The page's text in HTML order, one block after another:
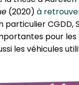
(2020)à
CGDD,
pour les
les véhicules